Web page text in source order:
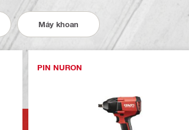
Máy khoan
PIN NURON